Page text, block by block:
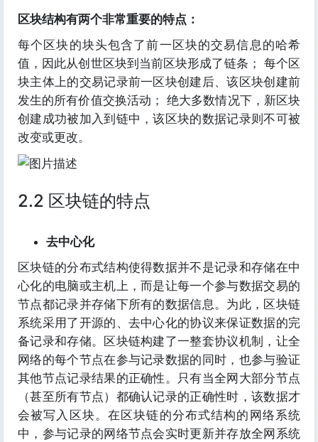
区块结构有两个非常重要的特点：
每个区块的块头包含了前一区块的交易信息的哈希
值，因此从创世区块到当前区块形成了链条； 每个区
块主体上的交易记录前一区块创建后、该区块创建前
发生的所有价值交换活动； 绝大多数情况下，新区块
创建成功被加入到链中，该区块的数据记录则不可被
改变或更改。
2.2 区块链的特点
去中心化
区块链的分布式结构使得数据并不是记录和存储在中
心化的电脑或主机上，而是让每一个参与数据交易的
节点都记录并存储下所有的数据信息。为此，区块链
系统采用了开源的、去中心化的协议来保证数据的完
备记录和存储。区块链构建了一整套协议机制，让全
网络的每个节点在参与记录数据的同时，也参与验证
其他节点记录结果的正确性。只有当全网大部分节点
（甚至所有节点）都确认记录的正确性时，该数据才
会被写入区块。在区块链的分布式结构的网络系统
中，参与记录的网络节点会实时更新并存放全网系统